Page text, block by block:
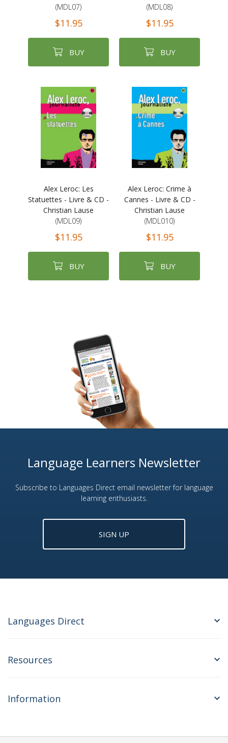
(MDL07)
$11.95
BUY
(MDL08)
$11.95
BUY
Alex Leroc: Les
Statuettes - Livre & CD -
Christian Lause
(MDL09)
$11.95
BUY
Alex Leroc: Crime à
Cannes - Livre & CD -
Christian Lause
(MDL010)
$11.95
BUY
Language Learners Newsletter
Subscribe to Languages Direct email newsletter for language
learning enthusiasts.
SIGN UP
Languages Direct
Resources
Information